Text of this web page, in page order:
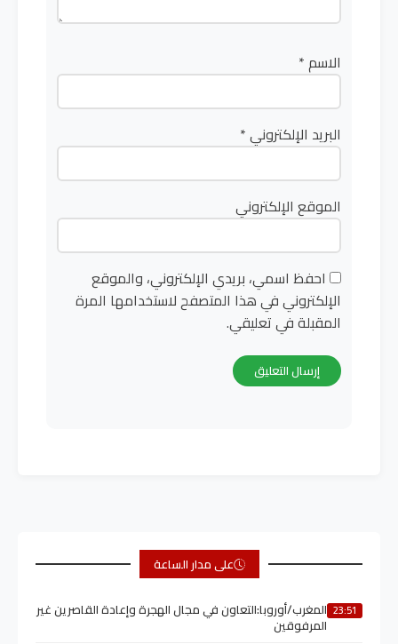
الاسم*
البريد الإلكتروني*
الموقع الإلكتروني
احفظ اسمي، بريدي الإلكتروني، والموقع
الإلكتروني في هذا المتصفح لاستخدامها المرة
المقبلة في تعليقي.
على مدار الساعة
23:51 المغرب/أوروبا:التعاون في مجال الهجرة وإعادة القاصرين غير
المرفوقين